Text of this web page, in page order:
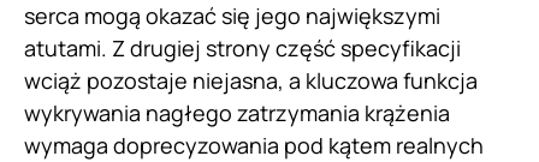
serca mogą okazać się jego największymi
atutami. Z drugiej strony część specyfikacji
wciąż pozostaje niejasna, a kluczowa funkcja
wykrywania nagłego zatrzymania krążenia
wymaga doprecyzowania pod kątem realnych